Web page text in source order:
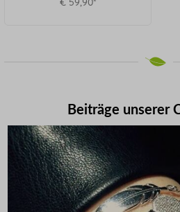
Beiträge unserer